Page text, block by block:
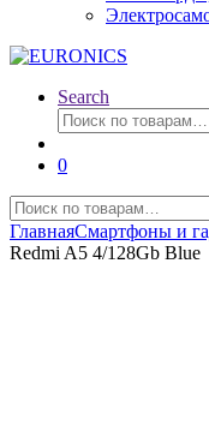
Search
Искать:
0
Искать:
ГлавнаяСмартфоны и
Redmi A5 4/128Gb Blue